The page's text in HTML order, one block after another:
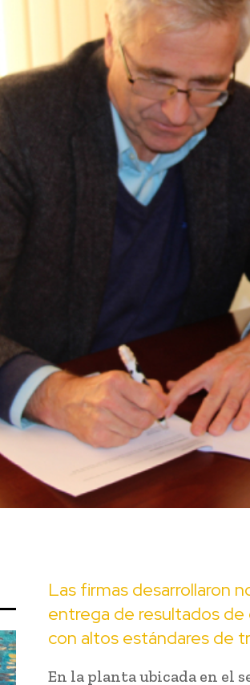
Las firmas desarrollaron
entrega de resultados de
con altos estándares de
En la planta ubicada en el